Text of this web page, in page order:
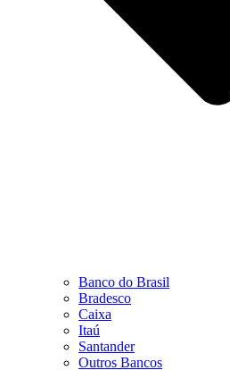
Banco do Brasil
Bradesco
Caixa
Itaú
Santander
Outros Bancos